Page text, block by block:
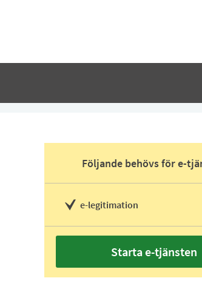
Följande behövs för e-
e-legitimation
Starta e-tjänsten